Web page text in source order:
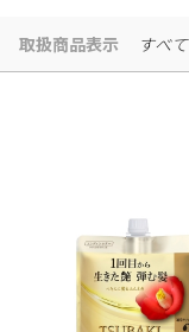
取扱商品表示 すべて